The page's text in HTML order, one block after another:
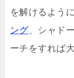
を解けるよう
ング、シャド
ーチをすれば